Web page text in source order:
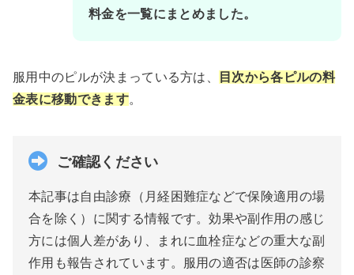
料金を一覧にまとめました。
服用中のピルが決まっている方は、
目次から各ピルの料
金表に移動できます。
ご確認ください
本記事は自由診療（月経困難症などで保険適用の場
合を除く）に関する情報です。効果や副作用の感じ
方には個人差があり、まれに血栓症などの重大な副
作用も報告されています。服用の適否は医師の診察